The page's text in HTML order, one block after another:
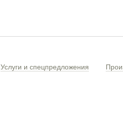
Услуги и спецпредложения